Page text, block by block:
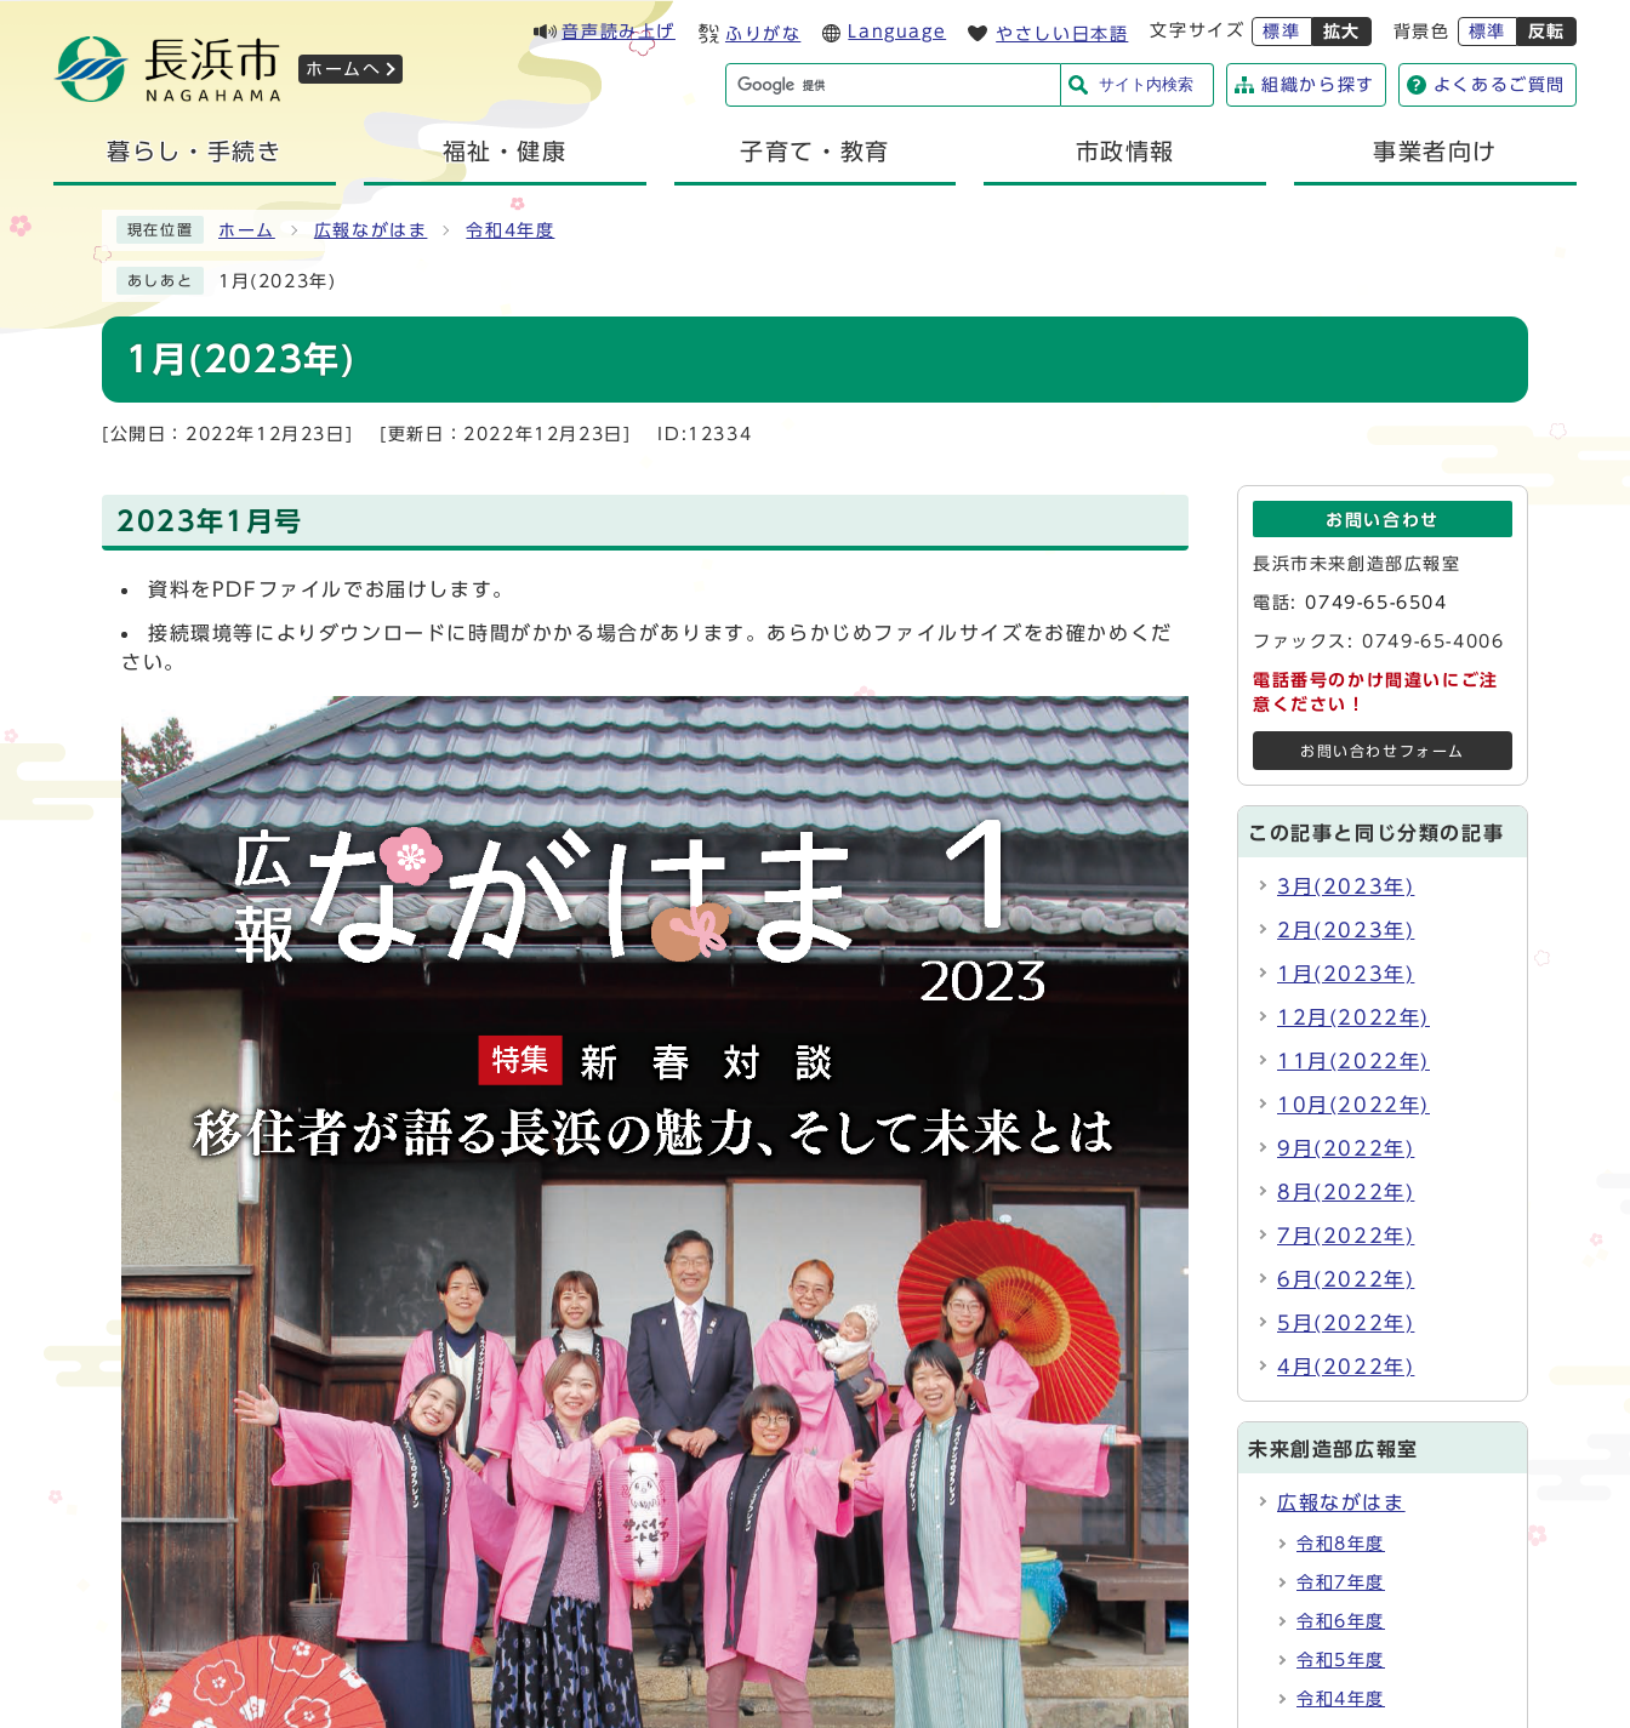
ホームへ
音声読み上げ ふりがな Language やさしい日本語 文字サイズ 標準 拡大 背景色 標準 反転
サイト内検索 組織から探す よくあるご質問
暮らし・手続き 福祉・健康 子育て・教育 市政情報 事業者向け
現在位置 ホーム 広報ながはま 令和4年度
あしあと 1月(2023年)
1月(2023年)
[公開日：2022年12月23日] [更新日：2022年12月23日] ID:12334
2023年1月号
資料をPDFファイルでお届けします。
接続環境等によりダウンロードに時間がかかる場合があります。あらかじめファイルサイズをお確かめくだ
さい。
お問い合わせ
長浜市未来創造部広報室
電話:0749-65-6504
ファックス: 0749-65-4006
電話番号のかけ間違いにご注
意ください！
お問い合わせフォーム
この記事と同じ分類の記事
3月(2023年)
2月(2023年)
1月(2023年)
12月(2022年)
11月(2022年)
10月(2022年)
9月(2022年)
8月(2022年)
7月(2022年)
6月(2022年)
5月(2022年)
4月(2022年)
未来創造部広報室
広報ながはま
令和8年度
令和7年度
令和6年度
令和5年度
令和4年度